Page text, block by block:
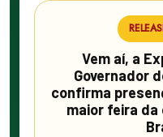
Vem aí, a
Governador
confirma
maior feira